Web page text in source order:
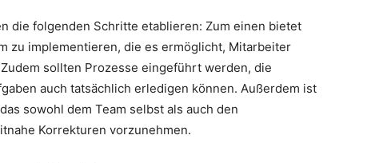
die folgenden Schritte etablieren: Zum einen bietet
zu implementieren, die es ermöglicht, Mitarbeiter
sollten Prozesse eingeführt werden, die
auch tatsächlich erledigen können. Außerdem ist
sowohl dem Team selbst als auch den
Korrekturen vorzunehmen.